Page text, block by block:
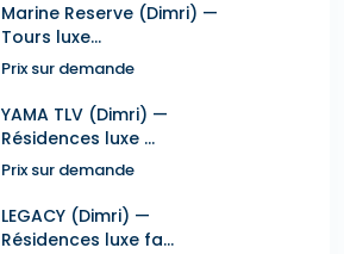
Marine Reserve (Dimri) —
Tours luxe...
Prix sur demande
YAMA TLV (Dimri) —
Résidences luxe ...
Prix sur demande
LEGACY (Dimri) —
Résidences luxe fa...